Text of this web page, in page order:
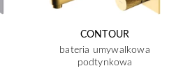
CONTOUR
bateria umywalkowa
podtynkowa